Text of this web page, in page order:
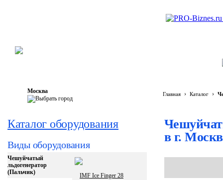
Москва Главная › Каталог ›
Каталог оборудования
Виды оборудования
Чешуйчатый
льдогенератор
(Пальчик)
IMF Ice Finger 28
в г.